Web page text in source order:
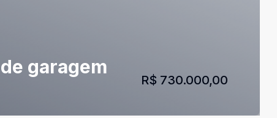
garagem
R$ 730.000,00